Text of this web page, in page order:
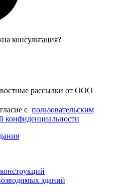
консультация?
рассылки от ООО
с пользовательским
конфиденциальности
зданий